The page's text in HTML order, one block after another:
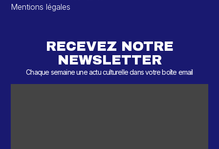
Mentions légales
RECEVEZ NOTRE
NEWSLETTER
Chaque semaine une actu culturelle dans votre boîte email